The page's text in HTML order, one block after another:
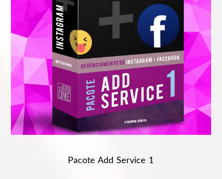
Pacote Add Service 1